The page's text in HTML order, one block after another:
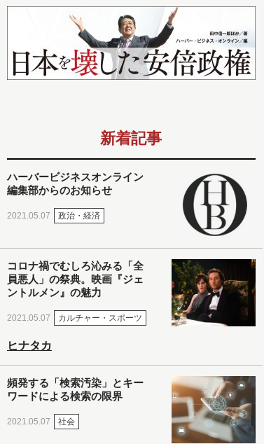
新着記事
ハーバービジネスオンライン
編集部からのお知らせ
2021.05.07 政治・経済
コロナ禍でむしろ沁みる「全
員悪人」の祭典。映画『ジェ
ントルメン』の魅力
2021.05.07 カルチャー・スポーツ
ヒナタカ
頻発する「検索汚染」とキー
ワードによる検索の限界
2021.05.07 社会